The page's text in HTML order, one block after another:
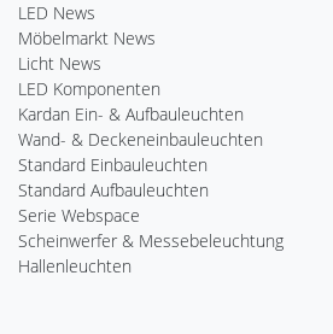
LED News
Möbelmarkt News
Licht News
LED Komponenten
Kardan Ein- & Aufbauleuchten
Wand- & Deckeneinbauleuchten
Standard Einbauleuchten
Standard Aufbauleuchten
Serie Webspace
Scheinwerfer & Messebeleuchtung
Hallenleuchten